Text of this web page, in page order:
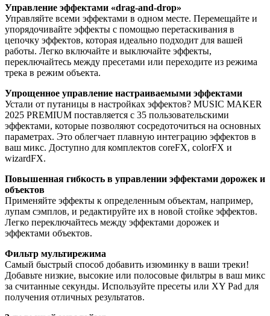
Управление эффектами «drag-and-drop»
Управляйте всеми эффектами в одном месте. Перемещайте и
упорядочивайте эффекты с помощью перетаскивания в
цепочку эффектов, которая идеально подходит для вашей
работы. Легко включайте и выключайте эффекты,
переключайтесь между пресетами или переходите из режима
трека в режим объекта.
Упрощенное управление настраиваемыми эффектами
Устали от путаницы в настройках эффектов? MUSIC MAKER
2025 PREMIUM поставляется с 35 пользовательскими
эффектами, которые позволяют сосредоточиться на основных
параметрах. Это облегчает плавную интеграцию эффектов в
ваш микс. Доступно для комплектов coreFX, colorFX и
wizardFX.
Повышенная гибкость в управлении эффектами дорожек и
объектов
Применяйте эффекты к определенным объектам, например,
лупам сэмплов, и редактируйте их в новой стойке эффектов.
Легко переключайтесь между эффектами дорожек и
эффектами объектов.
Фильтр мультирежима
Самый быстрый способ добавить изюминку в ваши треки!
Добавьте низкие, высокие или полосовые фильтры в ваш микс
за считанные секунды. Используйте пресеты или XY Pad для
получения отличных результатов.